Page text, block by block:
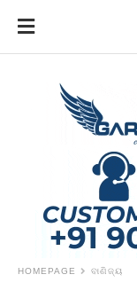
HOMEPAGE ବାଣିଜ୍ୟ